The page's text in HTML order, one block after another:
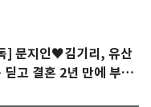
] 문지인♥김기리, 유산
딛고 결혼 2년 만에 부모